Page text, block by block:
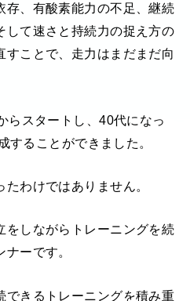
存、有酸素能力の不足、継続
して速さと持続力の捉え方の
すことで、走力はまだまだ向
らスタートし、40代になっ
することができました。
わけではありません。
をしながらトレーニングを続
ーです。
できるトレーニングを積み重